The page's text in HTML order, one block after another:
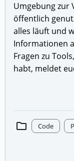
Umgebung zur
öffentlich
alles läuft und
Informationen
Fragen zu
habt, meldet
folder Code